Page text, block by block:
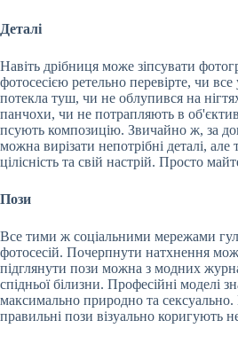
Деталі
Навіть дрібниця може зіпсувати
фотосесією ретельно перевірте, чи
потекла туш, чи не облупився на
панчохи, чи не потрапляють в
псують композицію. Звичайно ж, за
можна вирізати непотрібні деталі, але
цілісність та свій настрій. Просто
Пози
Все тими ж соціальними мережами
фотосесій. Почерпнути натхнення
підглянути пози можна з модних
спідньої білизни. Професійні моделі
максимально природно та сексуально.
правильні пози візуально коригують